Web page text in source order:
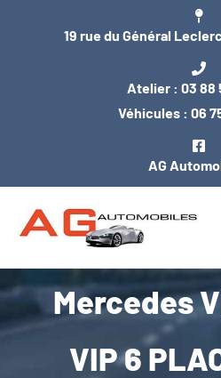
19 rue du Général
Atelier : 03 88
Véhicules : 06
AG
ACCUEILMercedes
VIP 6